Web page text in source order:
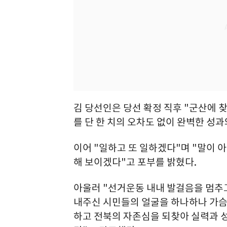
김 당선인은 당선 확정 직후 "군산에
를 단 한 치의 오차도 없이 완벽한 성
이어 "일하고 또 일하겠다"며 "말이
해 보이겠다"고 포부를 밝혔다.
아울러 "선거운동 내내 발걸음을 멈
내주신 시민들의 얼굴을 하나하나 가
하고 전북의 자존심을 되찾아 실력과